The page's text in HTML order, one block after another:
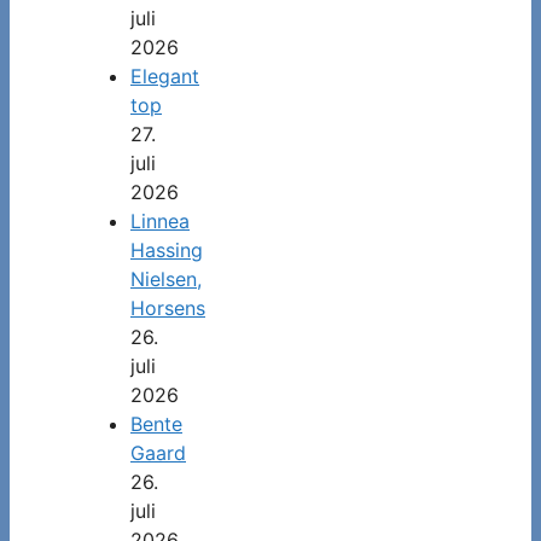
juli
2026
Elegant
top
27.
juli
2026
Linnea
Hassing
Nielsen,
Horsens
26.
juli
2026
Bente
Gaard
26.
juli